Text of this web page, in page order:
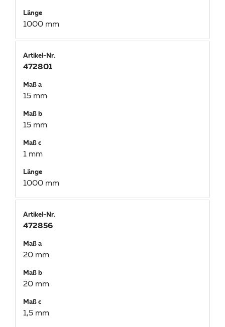
Länge
1000 mm
Artikel-Nr.
472801
Maß a
15 mm
Maß b
15 mm
Maß c
1 mm
Länge
1000 mm
Artikel-Nr.
472856
Maß a
20 mm
Maß b
20 mm
Maß c
1,5 mm